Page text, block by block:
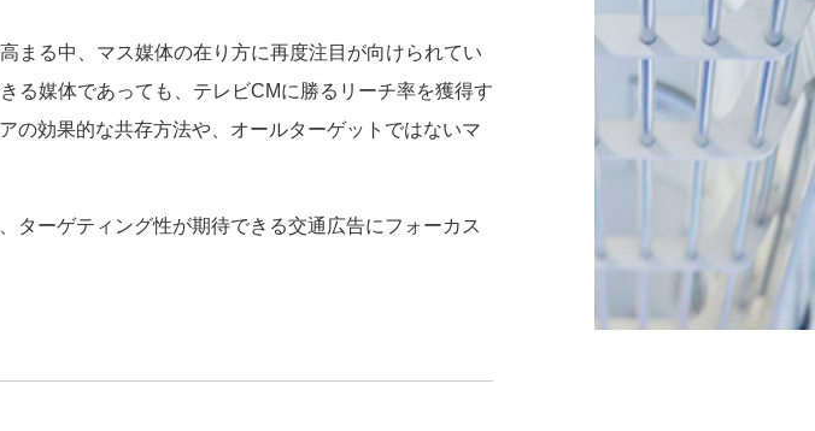
まる中、マス媒体の在り方に再度注目が向けられてい
る媒体であっても、テレビCMに勝るリーチ率を獲得す
の効果的な共存方法や、オールターゲットではないマ
ターゲティング性が期待できる交通広告にフォーカス